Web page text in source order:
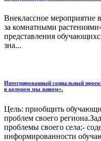
Внеклассное мероприятие
за комнатными
представления
зна...
Интегрированный социальный
в котором мы живем».
Цель: приобщить
проблем своего
проблемы своего села;-
информированности